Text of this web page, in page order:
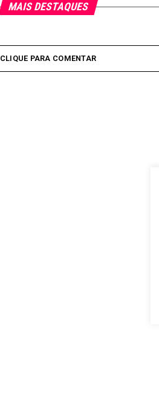
MAIS DESTAQUES
CLIQUE PARA COMENTAR